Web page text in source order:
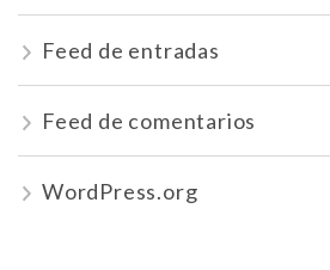
Feed de entradas
Feed de comentarios
WordPress.org